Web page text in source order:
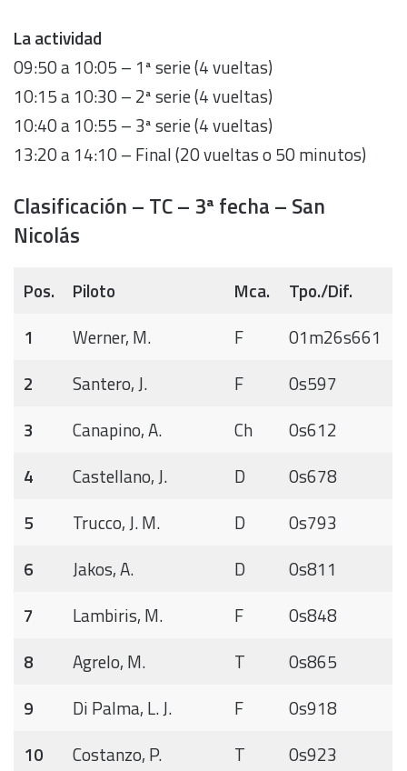
La actividad
09:50 a 10:05 – 1ª serie (4 vueltas)
10:15 a 10:30 – 2ª serie (4 vueltas)
10:40 a 10:55 – 3ª serie (4 vueltas)
13:20 a 14:10 – Final (20 vueltas o 50 minutos)
Clasificación – TC – 3ª fecha – San
Nicolás
Pos. Piloto Mca.
Tpo./Dif.
1
Werner, M. F
01m26s661
2
Santero, J. F
0s597
3
Canapino, A. Ch
0s612
4
Castellano, J. D
0s678
5
Trucco, J. M. D
0s793
6
Jakos, A. D
0s811
7
Lambiris, M. F
0s848
8
Agrelo, M. T
0s865
9
Di Palma, L. J. F
0s918
10
Costanzo, P. T 0s923